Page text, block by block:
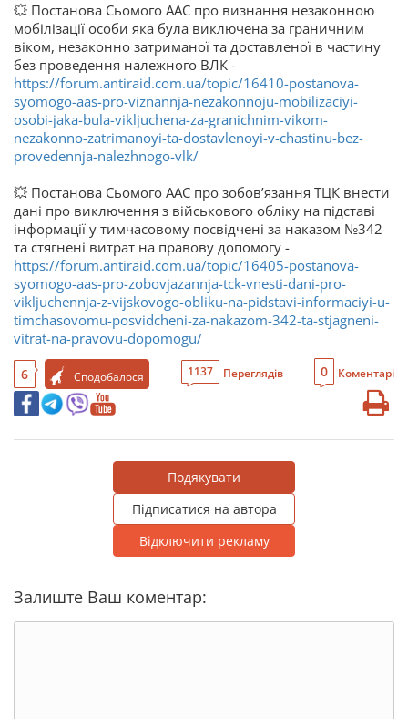
💥 Постанова Сьомого ААС про визнання незаконною
мобілізації особи яка була виключена за граничним
віком, незаконно затриманої та доставленої в частину
без проведення належного ВЛК -
https://forum.antiraid.com.ua/topic/16410-postanova-
syomogo-aas-pro-viznannja-nezakonnoju-mobilizaciyi-
osobi-jaka-bula-vikljuchena-za-granichnim-vikom-
nezakonno-zatrimanoyi-ta-dostavlenoyi-v-chastinu-bez-
provedennja-nalezhnogo-vlk/
💥 Постанова Сьомого ААС про зобов’язання ТЦК внести
дані про виключення з військового обліку на підставі
інформації у тимчасовому посвідчені за наказом №342
та стягнені витрат на правову допомогу -
https://forum.antiraid.com.ua/topic/16405-postanova-
syomogo-aas-pro-zobovjazannja-tck-vnesti-dani-pro-
vikljuchennja-z-vijskovogo-obliku-na-pidstavi-informaciyi-u-
timchasovomu-posvidcheni-za-nakazom-342-ta-stjagneni-
vitrat-na-pravovu-dopomogu/
6 Сподобалося 1137 Переглядів 0 Коментарі
Подякувати
Підписатися на автора
Відключити рекламу
Залиште Ваш коментар: